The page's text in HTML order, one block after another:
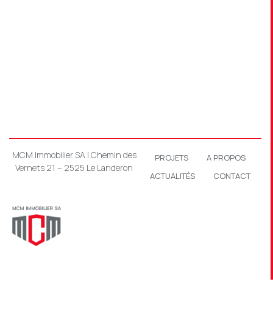
MCM Immobilier SA | Chemin des
Vernets 21 – 2525 Le Landeron
PROJETS
A PROPOS
ACTUALITÉS
CONTACT